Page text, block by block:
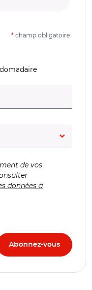
* champ obligatoire
de vos
données à